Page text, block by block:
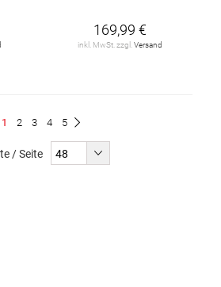
169,99 €
inkl. MwSt. zzgl. Versand
Du
1 Seite
2 Seite
3 Seite
4 Seite
5
/ Seite